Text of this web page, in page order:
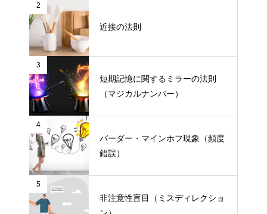
2
近接の法則
3
短期記憶に関するミラーの法則
（マジカルナンバー）
4
バーダー・マインホフ現象（頻度
錯誤）
5
非注意性盲目（ミスディレクショ